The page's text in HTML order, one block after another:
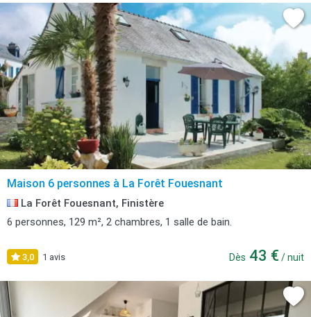
Maison 6 personnes à La Forêt Fouesnant
La Forêt Fouesnant, Finistère
6 personnes, 129 m², 2 chambres, 1 salle de bain.
3,0 1 avis Dès 43 € / nuit